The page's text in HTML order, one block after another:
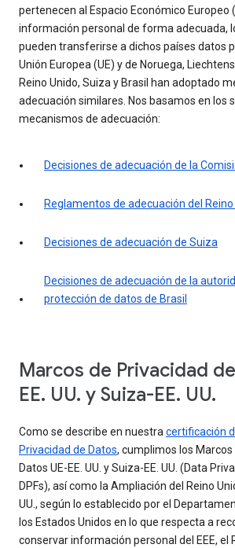
pertenecen al Espacio Económico Europeo
información personal de forma adecuada,
pueden transferirse a dichos países datos
Unión Europea (UE) y de Noruega,
Reino Unido, Suiza y Brasil han adoptado
adecuación similares. Nos basamos en los
mecanismos de adecuación:
Decisiones de adecuación de la
Reglamentos de adecuación del Reino
Decisiones de adecuación de Suiza
Decisiones de adecuación de la
protección de datos de Brasil
Marcos de Privacidad
EE. UU. y Suiza-EE. UU.
Como se describe en nuestracertificación
Privacidad de Datos, cumplimos los
Datos UE-EE. UU. y Suiza-EE. UU. (Data
DPFs), así como la Ampliación del Reino
UU., según lo establecido por el
los Estados Unidos en lo que respecta a
conservar información personal del EEE, el